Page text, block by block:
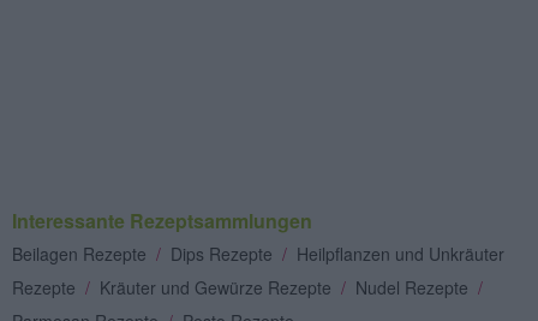
Interessante Rezeptsammlungen
Beilagen Rezepte / Dips Rezepte / Heilpflanzen und Unkräuter
Rezepte / Kräuter und Gewürze Rezepte / Nudel Rezepte /